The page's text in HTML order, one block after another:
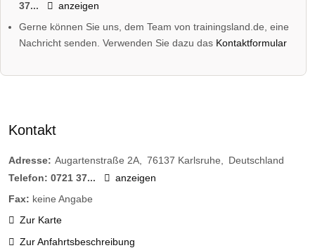
37...
anzeigen
Gerne können Sie uns, dem Team von trainingsland.de, eine
Nachricht senden. Verwenden Sie dazu das Kontaktformular
Kontakt
Adresse: Augartenstraße 2A 76137 Karlsruhe
Deutschland
Telefon: 0721 37...
anzeigen
Fax: keine Angabe
Zur Karte
Zur Anfahrtsbeschreibung